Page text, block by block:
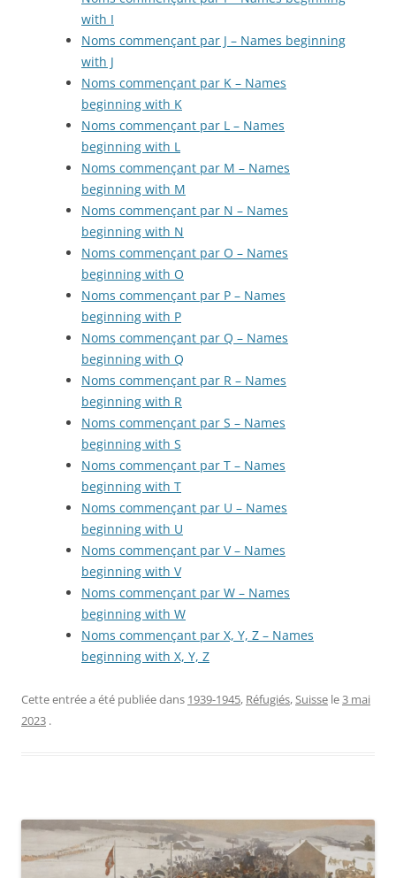
with I
Noms commençant par J – Names beginning
with J
Noms commençant par K – Names
beginning with K
Noms commençant par L – Names
beginning with L
Noms commençant par M – Names
beginning with M
Noms commençant par N – Names
beginning with N
Noms commençant par O – Names
beginning with O
Noms commençant par P – Names
beginning with P
Noms commençant par Q – Names
beginning with Q
Noms commençant par R – Names
beginning with R
Noms commençant par S – Names
beginning with S
Noms commençant par T – Names
beginning with T
Noms commençant par U – Names
beginning with U
Noms commençant par V – Names
beginning with V
Noms commençant par W – Names
beginning with W
Noms commençant par X, Y, Z – Names
beginning with X, Y, Z
Cette entrée a été publiée dans 1939-1945, Réfugiés,Suisse le3 mai
2023 .